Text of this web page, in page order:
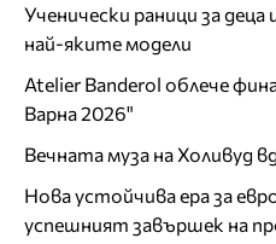
Ученически раници за
най-яките модели
Atelier Banderol облече
Варна 2026"
Вечната муза на Холивуд
Нова устойчива ера за
успешният завършек на